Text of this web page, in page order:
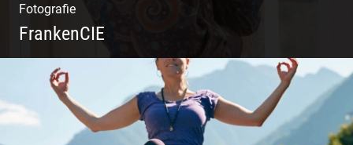
Fotografie
FrankenCIE